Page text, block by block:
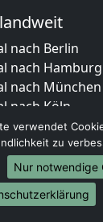
nach Berlin
nach Hamburg
nach München
nach Köln
nach Frankfurt
nach Stuttgart
nach
nach Leipzig
nach Dortmund
verwendet
zu
Nur notwendige